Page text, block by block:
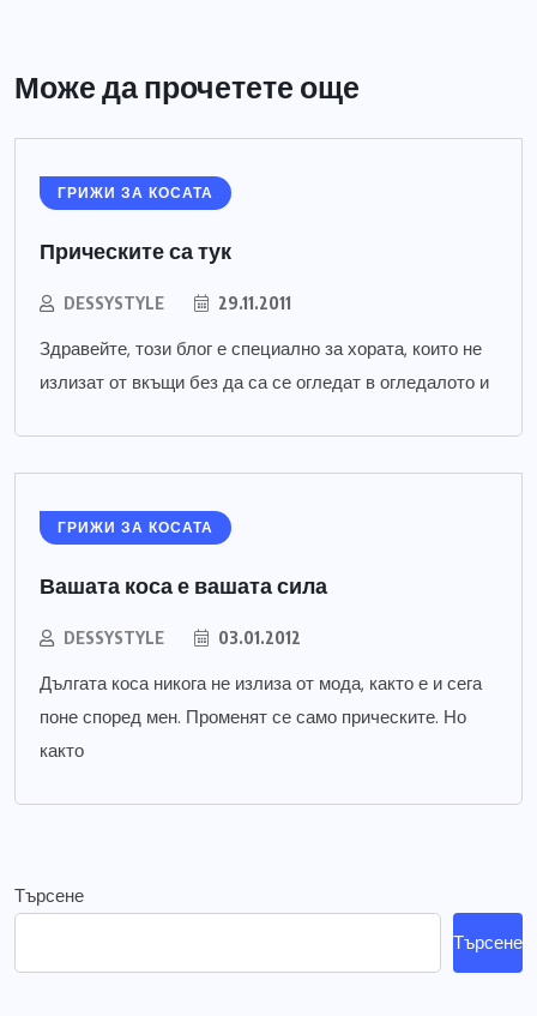
Може да прочетете още
ГРИЖИ ЗА КОСАТА
Прическите са тук
DESSYSTYLE 29.11.2011
Здравейте, този блог е специално за хората, които не
излизат от вкъщи без да са се огледат в огледалото и
ГРИЖИ ЗА КОСАТА
Вашата коса е вашата сила
DESSYSTYLE 03.01.2012
Дългата коса никога не излиза от мода, както е и сега
поне според мен. Променят се само прическите. Но
както
Търсене
Търсене